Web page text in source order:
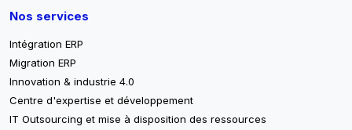
Nos services
Intégration ERP
Migration ERP
Innovation & industrie 4.0
Centre d'expertise et développement
IT Outsourcing et mise à disposition des ressources